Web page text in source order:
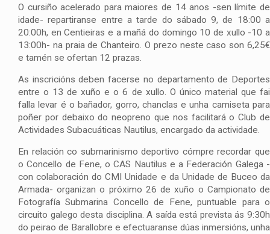
O cursiño acelerado para maiores de 14 anos -sen límite de
idade- repartiranse entre a tarde do sábado 9, de 18:00 a
20:00h, en Centieiras e a mañá do domingo 10 de xullo -10 a
13:00h- na praia de Chanteiro. O prezo neste caso son 6,25€
e tamén se ofertan 12 prazas.
As inscricións deben facerse no departamento de Deportes
entre o 13 de xuño e o 6 de xullo. O único material que fai
falla levar é o bañador, gorro, chanclas e unha camiseta para
poñer por debaixo do neopreno que nos facilitará o Club de
Actividades Subacuáticas Nautilus, encargado da actividade.
En relación co submarinismo deportivo cómpre recordar que
o Concello de Fene, o CAS Nautilus e a Federación Galega -
con colaboración do CMI Unidade e da Unidade de Buceo da
Armada- organizan o próximo 26 de xuño o Campionato de
Fotografía Submarina Concello de Fene, puntuable para o
circuito galego desta disciplina. A saída está prevista ás 9:30h
do peirao de Barallobre e efectuaranse dúas inmersións, unha